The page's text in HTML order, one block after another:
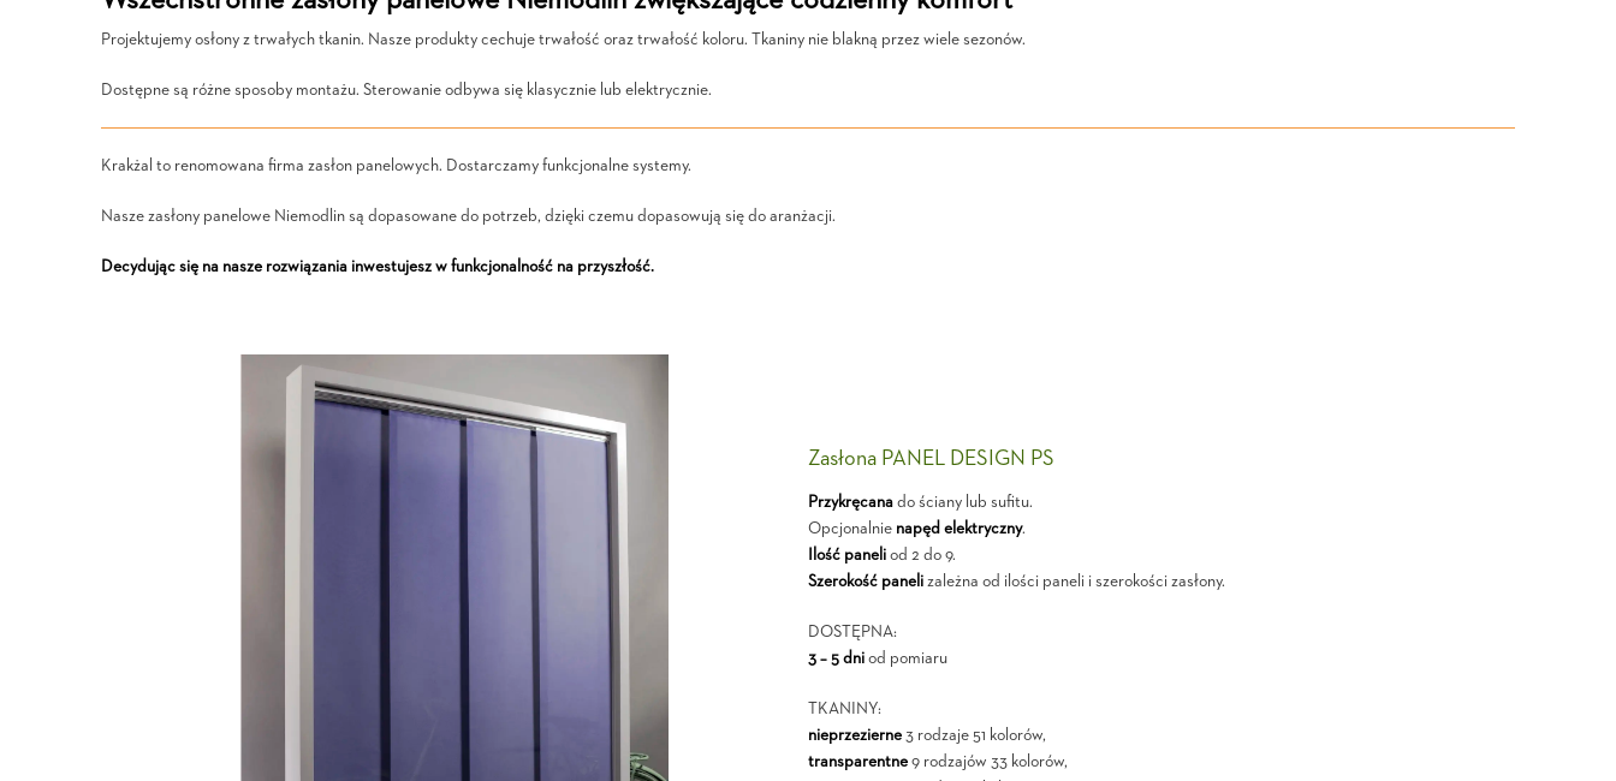
Projektujemy osłony z trwałych tkanin. Nasze produkty cechuje trwałość oraz trwałość koloru. Tkaniny nie blakną przez wiele sezonów.
Dostępne są różne sposoby montażu. Sterowanie odbywa się klasycznie lub elektrycznie.
Krakżal to renomowana firma zasłon panelowych. Dostarczamy funkcjonalne systemy.
Nasze zasłony panelowe Niemodlin są dopasowane do potrzeb, dzięki czemu dopasowują się do aranżacji.
Decydując się na nasze rozwiązania inwestujesz w funkcjonalność na przyszłość.
Zasłona PANEL DESIGN PS
Przykręcanado ściany lub sufitu.
Opcjonalnie napęd elektryczny.
Ilość paneliod 2 do 9.
Szerokość panelizależna od ilości paneli i szerokości zasłony.
DOSTĘPNA:
3 – 5 dniod pomiaru
TKANINY:
nieprzezierne3 rodzaje 51 kolorów,
transparentne9 rodzajów 33 kolorów,